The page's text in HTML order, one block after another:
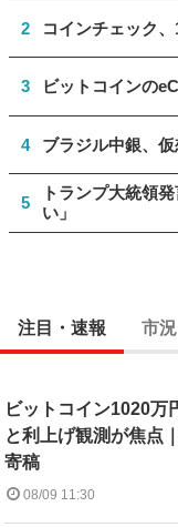
2 コインチェック
3 ビットコインの
4 ブラジル中銀、
5
トランプ大統領
い」
注目・速報 市
ビットコイン1020万
と利上げ観測が焦点
寄稿
08/09 11:30